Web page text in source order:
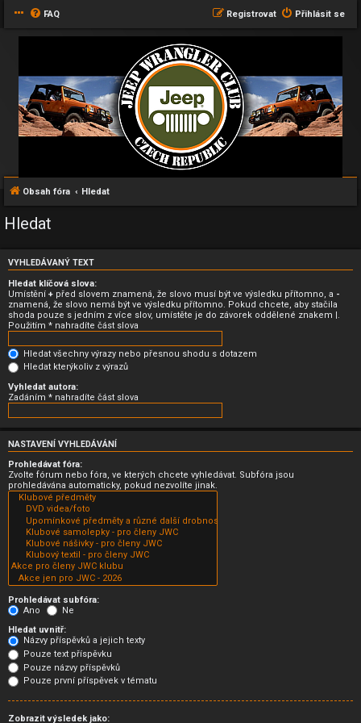
FAQ Přihlásit se
Registrovat
Obsah fóra Hledat
Hledat
VYHLEDÁVANÝ TEXT
Hledat klíčová slova:
Umístění + před slovem znamená, že slovo musí být ve výsledku přítomno, a -
znamená, že slovo nemá být ve výsledku přítomno. Pokud chcete, aby stačila
shoda pouze s jedním z více slov, umístěte je do závorek oddělené znakem |
Použitím * nahradíte část slova
Hledat všechny výrazy nebo přesnou shodu s dotazem
Hledat kterýkoliv z výrazů
Vyhledat autora:
Zadáním * nahradíte část slova
NASTAVENÍ VYHLEDÁVÁNÍ
Prohledávat fóra:
Zvolte fórum nebo fóra, ve kterých chcete vyhledávat. Subfóra jsou
prohledávána automaticky, pokud nezvolíte jinak.
Prohledávat subfóra:
Ano
Ne
Hledat uvnitř:
Názvy příspěvků a jejich texty
Pouze text příspěvku
Pouze názvy příspěvků
Pouze první příspěvek v tématu
Zobrazit výsledek jako: